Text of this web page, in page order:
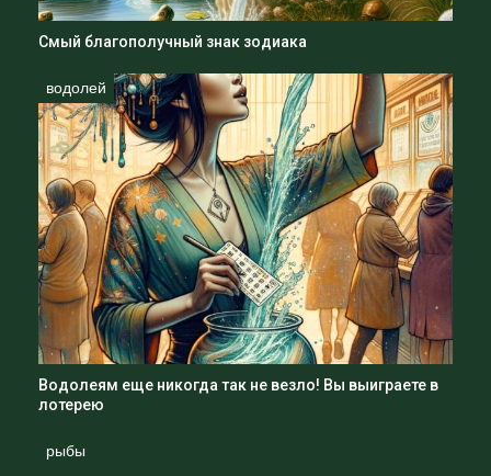
Смый благополучный знак зодиака
водолей
Водолеям еще никогда так не везло! Вы выиграете в
лотерею
рыбы